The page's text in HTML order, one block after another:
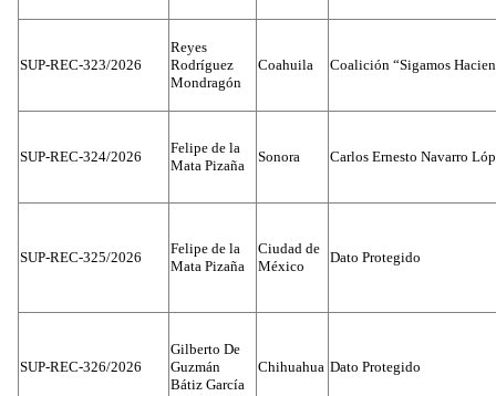
SUP-REC-323/2026
Reyes
Rodríguez
Mondragón
Coahuila Coalición “Sigamos
SUP-REC-324/2026
Felipe de la
Mata Pizaña
Sonora Carlos Ernesto Navarro
SUP-REC-325/2026
Felipe de la
Mata Pizaña
Ciudad de
México
Dato Protegido
SUP-REC-326/2026
Gilberto De
Guzmán
Bátiz García
Chihuahua Dato Protegido